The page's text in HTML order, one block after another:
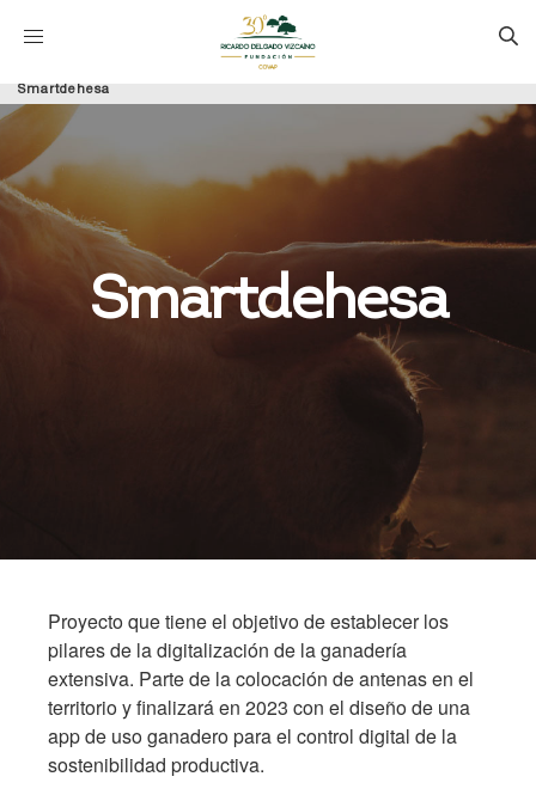
Smartdehesa
Smartdehesa
Proyecto que tiene el objetivo de establecer los
pilares de la digitalización de la ganadería
extensiva. Parte de la colocación de antenas en el
territorio y finalizará en 2023 con el diseño de una
app de uso ganadero para el control digital de la
sostenibilidad productiva.